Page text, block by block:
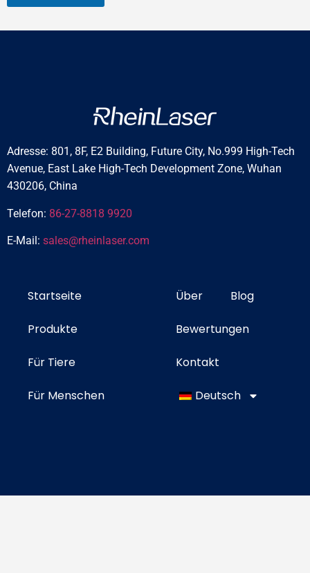
Adresse: 801, 8F, E2 Building, Future City, No.999 High-Tech
Avenue, East Lake High-Tech Development Zone, Wuhan
430206, China
Telefon: 86-27-8818 9920
E-Mail: sales@rheinlaser.com
Startseite
Produkte
Für Tiere
Für Menschen
Über Blog
Bewertungen
Kontakt
Deutsch